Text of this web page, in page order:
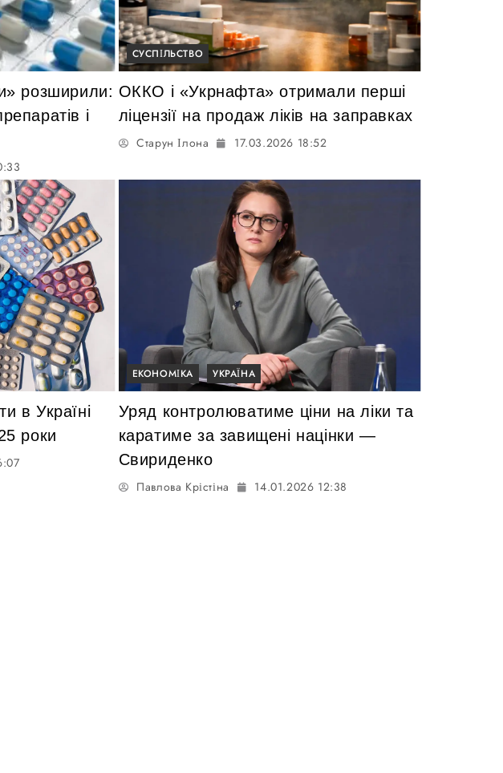
розширили:
і
СУСПІЛЬСТВО
ОККО і «Укрнафта» отримали перші
ліцензії на продаж ліків на заправках
Старун Ілона 17.03.2026 18:52
в Україні
роки
ЕКОНОМІКА УКРАЇНА
Уряд контролюватиме ціни на ліки та
каратиме за завищені націнки —
Свириденко
Павлова Крістіна 14.01.2026 12:38